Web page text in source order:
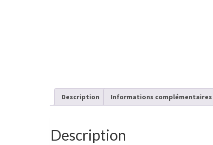
Description Informations complémentaires
Description